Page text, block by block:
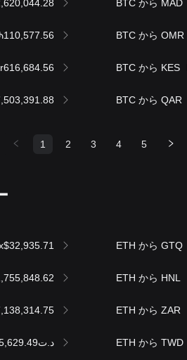
BTC から MAD
BTC から OMR
BTC から KES
BTC から QAR
1 2 3 4 5
ETH から GTQ
ETH から HNL
ETH から ZAR
د.ت5,629.49 ETH から TWD